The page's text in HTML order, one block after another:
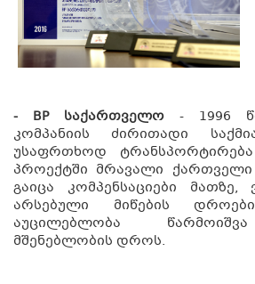
- BP საქართველო - 1996
კომპანიის ძირითადი
უსაფრთხოდ
პროექტში მრავალი ქართველი
გაიცა კომპენსაციები მათზე,
არსებული მიწების
აუცილებლობა
მშენებლობის დროს.